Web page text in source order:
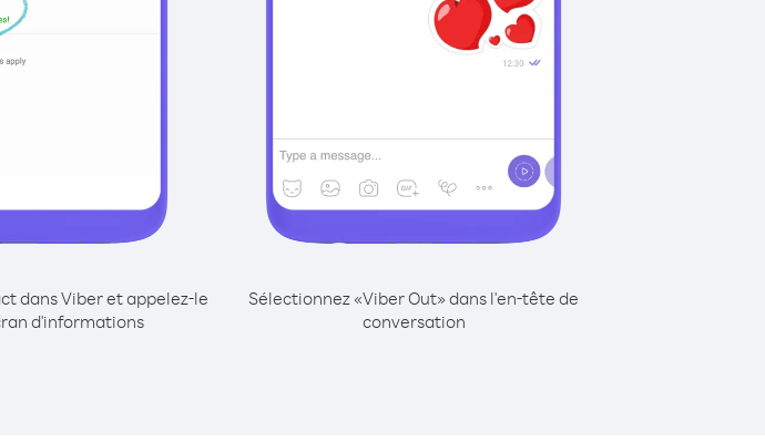
dans Viber et appelez-le
d'informations
Sélectionnez «Viber Out» dans l'en-tête de
conversation